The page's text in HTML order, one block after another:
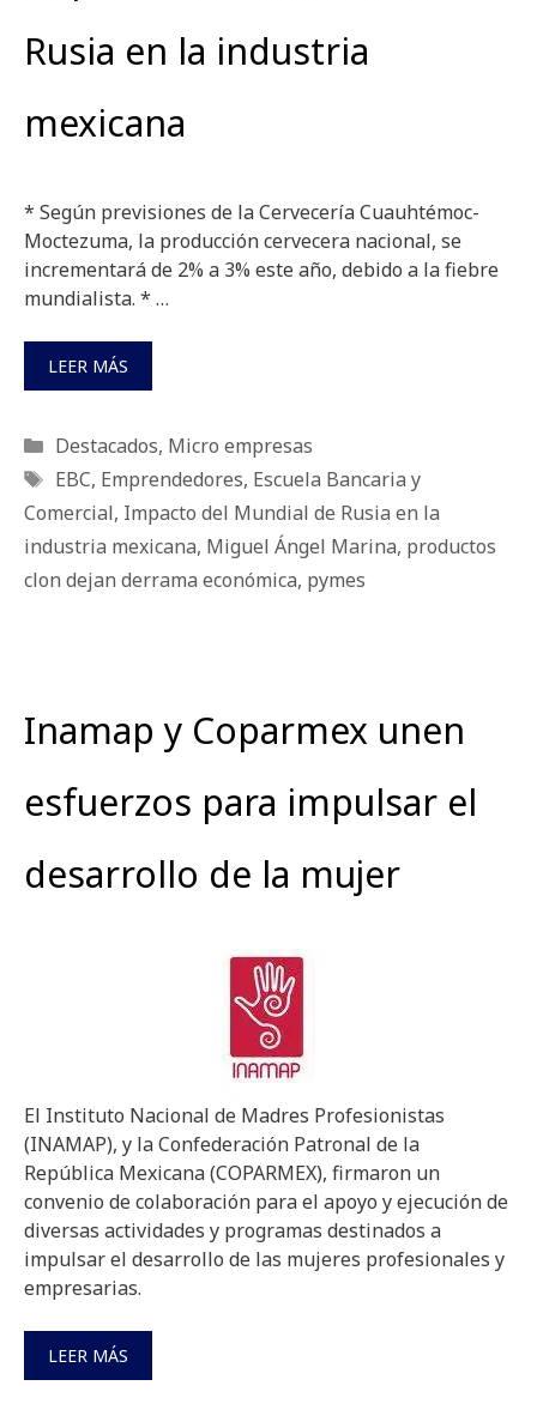
Rusia en la industria
mexicana
* Según previsiones de la Cervecería Cuauhtémoc-
Moctezuma, la producción cervecera nacional, se
incrementará de 2% a 3% este año, debido a la fiebre
mundialista. * …
LEER MÁS
Categorías
Destacados, Micro empresas
Etiquetas
EBC, Emprendedores, Escuela Bancaria y
Comercial, Impacto del Mundial de Rusia en la
industria mexicana, Miguel Ángel Marina, productos
clon dejan derrama económica, pymes
Inamap y Coparmex unen
esfuerzos para impulsar el
desarrollo de la mujer
El Instituto Nacional de Madres Profesionistas
(INAMAP), y la Confederación Patronal de la
República Mexicana (COPARMEX), firmaron un
convenio de colaboración para el apoyo y ejecución de
diversas actividades y programas destinados a
impulsar el desarrollo de las mujeres profesionales y
empresarias.
LEER MÁS